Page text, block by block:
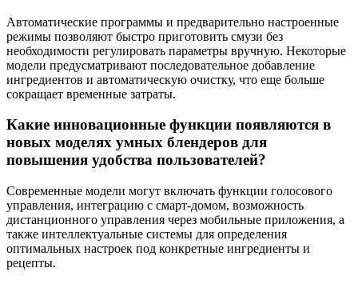
Автоматические программы и предварительно настроенные
режимы позволяют быстро приготовить смузи без
необходимости регулировать параметры вручную. Некоторые
модели предусматривают последовательное добавление
ингредиентов и автоматическую очистку, что еще больше
сокращает временные затраты.
Какие инновационные функции появляются в
новых моделях умных блендеров для
повышения удобства пользователей?
Современные модели могут включать функции голосового
управления, интеграцию с смарт-домом, возможность
дистанционного управления через мобильные приложения, а
также интеллектуальные системы для определения
оптимальных настроек под конкретные ингредиенты и
рецепты.